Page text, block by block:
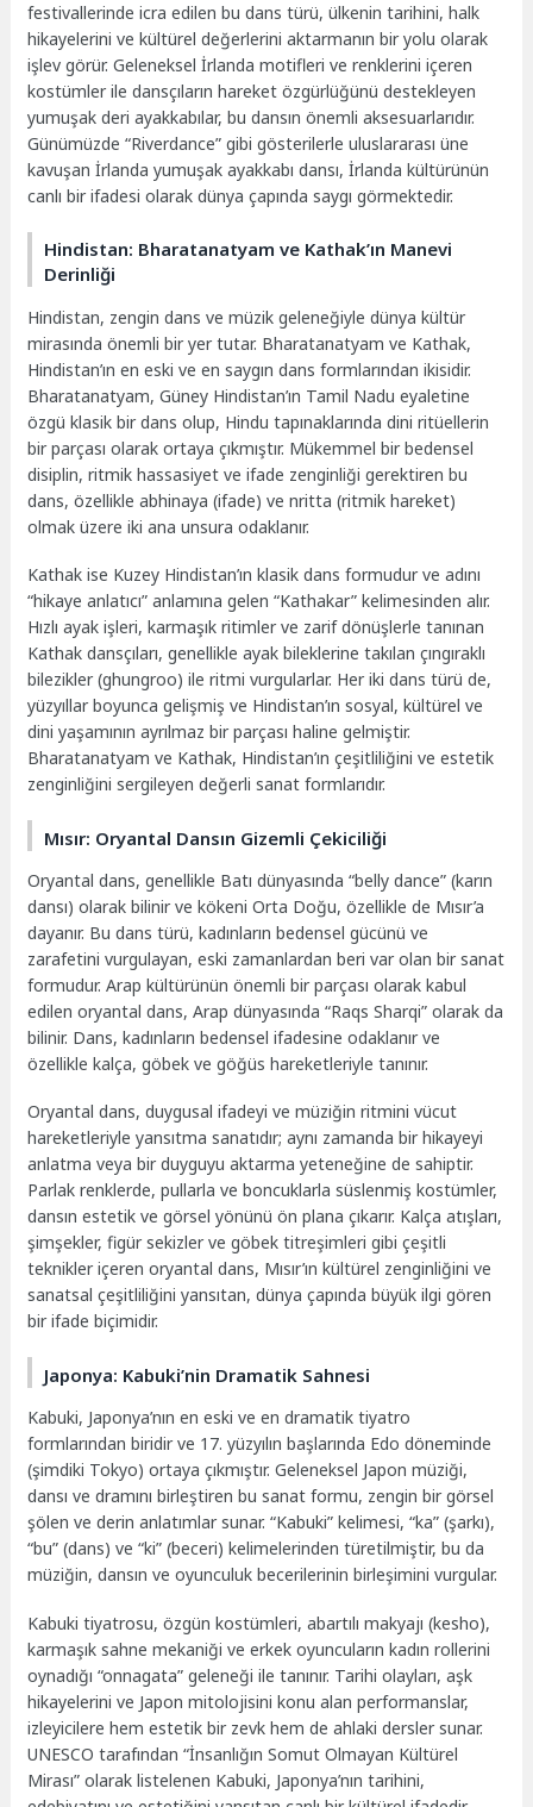
festivallerinde icra edilen bu dans türü, ülkenin tarihini, halk
hikayelerini ve kültürel değerlerini aktarmanın bir yolu olarak
işlev görür. Geleneksel İrlanda motifleri ve renklerini içeren
kostümler ile dansçıların hareket özgürlüğünü destekleyen
yumuşak deri ayakkabılar, bu dansın önemli aksesuarlarıdır.
Günümüzde “Riverdance” gibi gösterilerle uluslararası üne
kavuşan İrlanda yumuşak ayakkabı dansı, İrlanda kültürünün
canlı bir ifadesi olarak dünya çapında saygı görmektedir.
Hindistan: Bharatanatyam ve Kathak’ın Manevi
Derinliği
Hindistan, zengin dans ve müzik geleneğiyle dünya kültür
mirasında önemli bir yer tutar. Bharatanatyam ve Kathak,
Hindistan’ın en eski ve en saygın dans formlarından ikisidir.
Bharatanatyam, Güney Hindistan’ın Tamil Nadu eyaletine
özgü klasik bir dans olup, Hindu tapınaklarında dini ritüellerin
bir parçası olarak ortaya çıkmıştır. Mükemmel bir bedensel
disiplin, ritmik hassasiyet ve ifade zenginliği gerektiren bu
dans, özellikle abhinaya (ifade) ve nritta (ritmik hareket)
olmak üzere iki ana unsura odaklanır.
Kathak ise Kuzey Hindistan’ın klasik dans formudur ve adını
“hikaye anlatıcı” anlamına gelen “Kathakar” kelimesinden alır.
Hızlı ayak işleri, karmaşık ritimler ve zarif dönüşlerle tanınan
Kathak dansçıları, genellikle ayak bileklerine takılan çıngıraklı
bilezikler (ghungroo) ile ritmi vurgularlar. Her iki dans türü de,
yüzyıllar boyunca gelişmiş ve Hindistan’ın sosyal, kültürel ve
dini yaşamının ayrılmaz bir parçası haline gelmiştir.
Bharatanatyam ve Kathak, Hindistan’ın çeşitliliğini ve estetik
zenginliğini sergileyen değerli sanat formlarıdır.
Mısır: Oryantal Dansın Gizemli Çekiciliği
Oryantal dans, genellikle Batı dünyasında “belly dance” (karın
dansı) olarak bilinir ve kökeni Orta Doğu, özellikle de Mısır’a
dayanır. Bu dans türü, kadınların bedensel gücünü ve
zarafetini vurgulayan, eski zamanlardan beri var olan bir sanat
formudur. Arap kültürünün önemli bir parçası olarak kabul
edilen oryantal dans, Arap dünyasında “Raqs Sharqi” olarak da
bilinir. Dans, kadınların bedensel ifadesine odaklanır ve
özellikle kalça, göbek ve göğüs hareketleriyle tanınır.
Oryantal dans, duygusal ifadeyi ve müziğin ritmini vücut
hareketleriyle yansıtma sanatıdır; aynı zamanda bir hikayeyi
anlatma veya bir duyguyu aktarma yeteneğine de sahiptir.
Parlak renklerde, pullarla ve boncuklarla süslenmiş kostümler,
dansın estetik ve görsel yönünü ön plana çıkarır. Kalça atışları,
şimşekler, figür sekizler ve göbek titreşimleri gibi çeşitli
teknikler içeren oryantal dans, Mısır’ın kültürel zenginliğini ve
sanatsal çeşitliliğini yansıtan, dünya çapında büyük ilgi gören
bir ifade biçimidir.
Japonya: Kabuki’nin Dramatik Sahnesi
Kabuki, Japonya’nın en eski ve en dramatik tiyatro
formlarından biridir ve 17. yüzyılın başlarında Edo döneminde
(şimdiki Tokyo) ortaya çıkmıştır. Geleneksel Japon müziği,
dansı ve dramını birleştiren bu sanat formu, zengin bir görsel
şölen ve derin anlatımlar sunar. “Kabuki” kelimesi, “ka” (şarkı),
“bu” (dans) ve “ki” (beceri) kelimelerinden türetilmiştir, bu da
müziğin, dansın ve oyunculuk becerilerinin birleşimini vurgular.
Kabuki tiyatrosu, özgün kostümleri, abartılı makyajı (kesho),
karmaşık sahne mekaniği ve erkek oyuncuların kadın rollerini
oynadığı “onnagata” geleneği ile tanınır. Tarihi olayları, aşk
hikayelerini ve Japon mitolojisini konu alan performanslar,
izleyicilere hem estetik bir zevk hem de ahlaki dersler sunar.
UNESCO tarafından “İnsanlığın Somut Olmayan Kültürel
Mirası” olarak listelenen Kabuki, Japonya’nın tarihini,